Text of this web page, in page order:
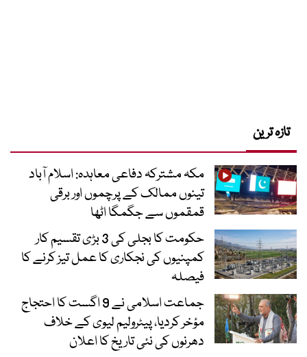
تازہ ترین
مکہ مشترکہ دفاعی معاہدہ: اسلام آباد
تینوں ممالک کے پرچموں اور برقی
قمقموں سے جگمگا اٹھا
حکومت کا بجلی کی 3 بڑی تقسیم کار
کمپنیوں کی نجکاری کا عمل تیز کرنے کا
فیصلہ
جماعت اسلامی نے 9 اگست کا احتجاج
مؤخر کردیا، پیٹرولیم لیوی کے خلاف
دھرنوں کی نئی تاریخ کا اعلان